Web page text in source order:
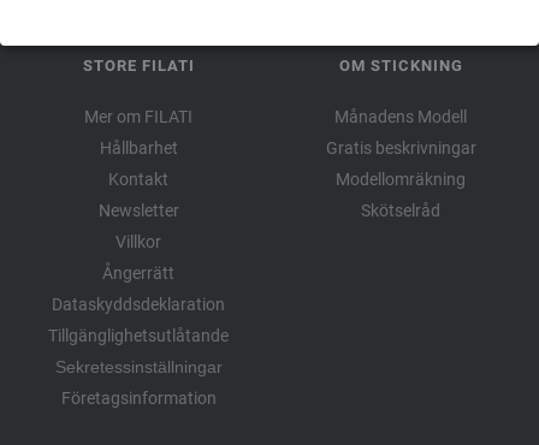
STORE FILATI
Mer om FILATI
Hållbarhet
Kontakt
Newsletter
Villkor
Ångerrätt
Dataskyddsdeklaration
Tillgänglighetsutlåtande
Sekretessinställningar
Företagsinformation
OM STICKNING
Månadens Modell
Gratis beskrivningar
Modellomräkning
Skötselråd